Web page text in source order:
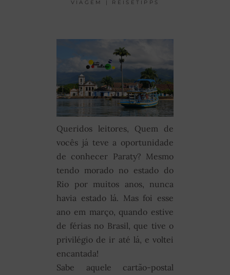
VIAGEM | REISETIPPS
Queridos leitores, Quem de
vocês já teve a oportunidade
de conhecer Paraty? Mesmo
tendo morado no estado do
Rio por muitos anos, nunca
havia estado lá. Mas foi esse
ano em março, quando estive
de férias no Brasil, que tive o
privilégio de ir até lá, e voltei
encantada!
Sabe aquele cartão-postal